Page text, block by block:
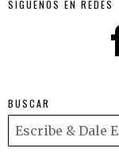
SIGUENOS EN REDES
BUSCAR